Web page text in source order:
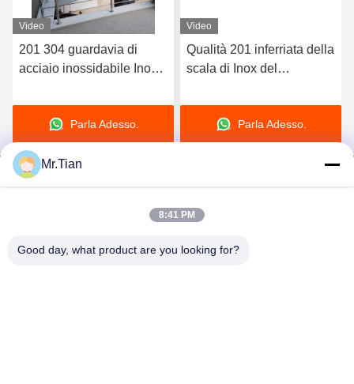
Video
201 304 guardavia di
acciaio inossidabile Inox
personalizzazione
Parla Adesso.
Video
Qualità 201 inferriata della
scala di Inox del
acciaio inossidabile 304
Parla Adesso.
Co., Ltd.
Mr.Tian
8:41 PM
Good day, what product are you looking for?